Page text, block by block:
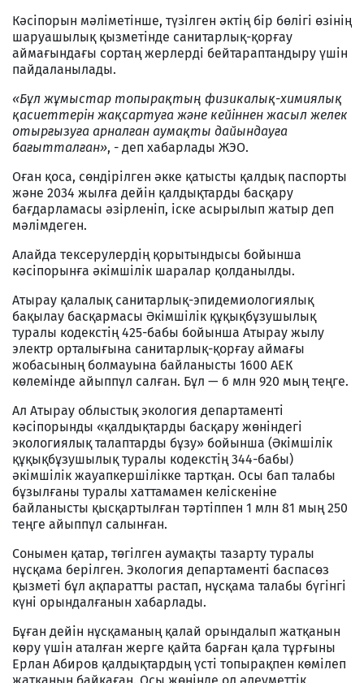
Кәсіпорын мәліметінше, түзілген әктің бір бөлігі өзінің
шаруашылық қызметінде санитарлық-қорғау
аймағындағы сортаң жерлерді бейтараптандыру үшін
пайдаланылады.
«Бұл жұмыстар топырақтың физикалық-химиялық
қасиеттерін жақсартуға және кейіннен жасыл желек
отырғызуға арналған аумақты дайындауға
бағытталған», - деп хабарлады ЖЭО.
Оған қоса, сөндірілген әкке қатысты қалдық паспорты
және 2034 жылға дейін қалдықтарды басқару
бағдарламасы әзірленіп, іске асырылып жатыр деп
мәлімдеген.
Алайда тексерулердің қорытындысы бойынша
кәсіпорынға әкімшілік шаралар қолданылды.
Атырау қалалық санитарлық-эпидемиологиялық
бақылау басқармасы Әкімшілік құқықбұзушылық
туралы кодекстің 425-бабы бойынша Атырау жылу
электр орталығына санитарлық-қорғау аймағы
жобасының болмауына байланысты 1600 АЕК
көлемінде айыппұл салған. Бұл — 6 млн 920 мың теңге.
Ал Атырау облыстық экология департаменті
кәсіпорынды «қалдықтарды басқару жөніндегі
экологиялық талаптарды бұзу» бойынша (Әкімшілік
құқықбұзушылық туралы кодекстің 344-бабы)
әкімшілік жауапкершілікке тартқан. Осы бап талабы
бұзылғаны туралы хаттамамен келіскеніне
байланысты қысқартылған тәртіппен 1 млн 81 мың 250
теңге айыппұл салынған.
Сонымен қатар, төгілген аумақты тазарту туралы
нұсқама берілген. Экология департаменті баспасөз
қызметі бұл ақпаратты растап, нұсқама талабы бүгінгі
күні орындалғанын хабарлады.
Бұған дейін нұсқаманың қалай орындалып жатқанын
көру үшін аталған жерге қайта барған қала тұрғыны
Ерлан Абиров қалдықтардың үсті топырақпен көмілеп
жатқанын байқаған. Осы жөнінде ол әлеуметтік